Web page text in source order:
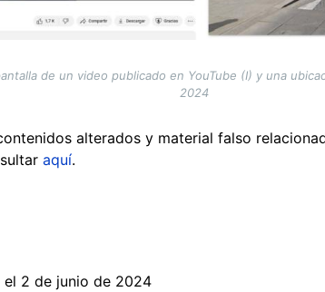
de un video publicado en YouTube (I) y una
2024
alterados y material falso
aquí.
el 2 de junio de 2024